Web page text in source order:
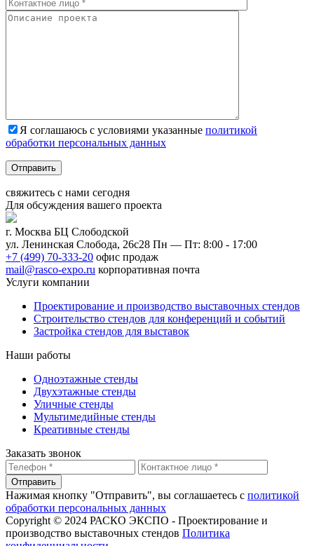
Я соглашаюсь с условиями указанные политикой
обработки персональных данных
Отправить
свяжитесь с нами сегодня
Для обсуждения вашего проекта
г. Москва БЦ Слободской
ул. Ленинская Слобода, 26с28 Пн — Пт: 8:00 - 17:00
+7 (499) 70-333-20 офис продаж
mail@rasco-expo.ru корпоративная почта
Услуги компании
Проектирование и производство выставочных стендов
Строительство стендов для конференций и событий
Застройка стендов для выставок
Наши работы
Одноэтажные стенды
Двухэтажные стенды
Уличные стенды
Мультимедийные стенды
Креативные стенды
Заказать звонок
Отправить
Нажимая кнопку "Отправить", вы соглашаетесь с политикой
обработки персональных данных
Copyright © 2024 РАСКО ЭКСПО - Проектирование и
производство выставочных стендов Политика